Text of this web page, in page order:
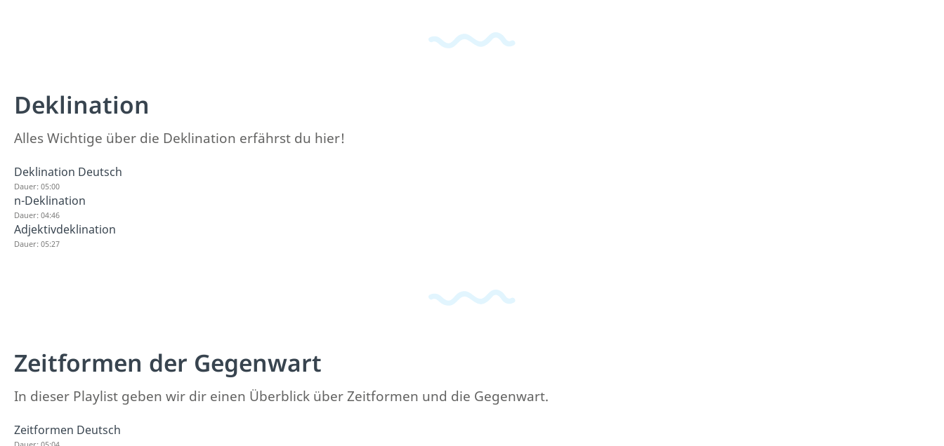
Deklination
Alles Wichtige über die Deklination erfährst du hier!
Deklination Deutsch
Dauer: 05:00
n-Deklination
Dauer: 04:46
Adjektivdeklination
Dauer: 05:27
Zeitformen der Gegenwart
In dieser Playlist geben wir dir einen Überblick über Zeitformen und die Gegenwart.
Zeitformen Deutsch
Dauer: 05:04